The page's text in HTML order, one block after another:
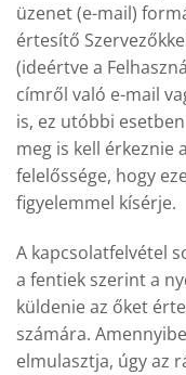
üzenet (e-mail)
értesítő
(ideértve a
címről való e-mail
is, ez utóbbi
meg is kell érkeznie
felelőssége, hogy
figyelemmel kísérje.
A kapcsolatfelvétel
a fentiek szerint a
küldenie az őket
számára.
elmulasztja, úgy az